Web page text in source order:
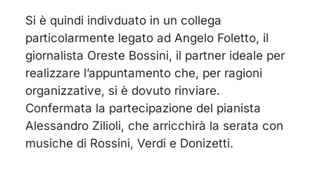
Si è quindi indivduato in un collega
particolarmente legato ad Angelo Foletto, il
giornalista Oreste Bossini, il partner ideale per
realizzare l’appuntamento che, per ragioni
organizzative, si è dovuto rinviare.
Confermata la partecipazione del pianista
Alessandro Zilioli, che arricchirà la serata con
musiche di Rossini, Verdi e Donizetti.